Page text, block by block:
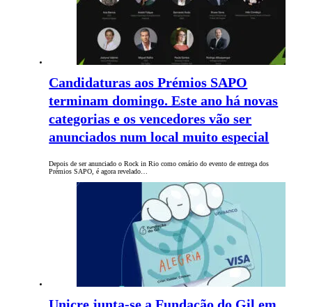
Candidaturas aos Prémios SAPO
terminam domingo. Este ano há novas
categorias e os vencedores vão ser
anunciados num local muito especial
Depois de ser anunciado o Rock in Rio como cenário do evento de entrega dos
Prémios SAPO, é agora revelado…